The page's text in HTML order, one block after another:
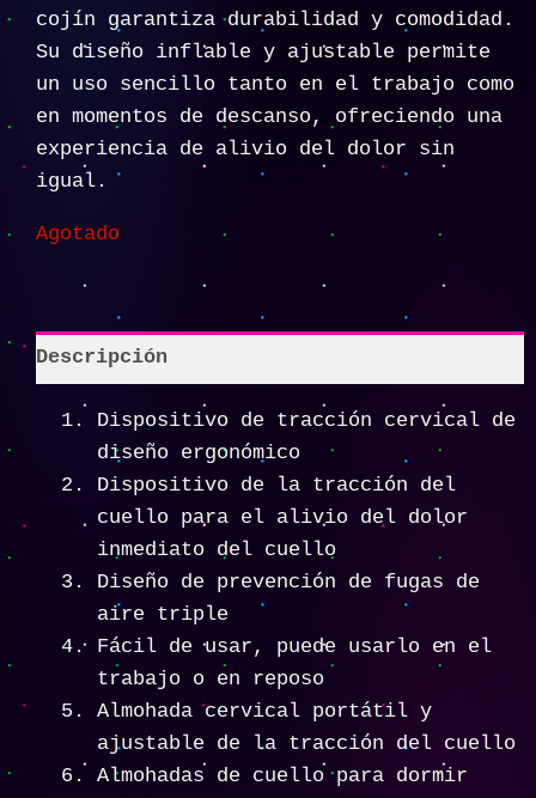
cojín garantiza durabilidad y comodidad.
Su diseño inflable y ajustable permite
un uso sencillo tanto en el trabajo como
en momentos de descanso, ofreciendo una
experiencia de alivio del dolor sin
igual.
Agotado
Descripción
Dispositivo de tracción cervical de
diseño ergonómico
Dispositivo de la tracción del
cuello para el alivio del dolor
inmediato del cuello
Diseño de prevención de fugas de
aire triple
Fácil de usar, puede usarlo en el
trabajo o en reposo
Almohada cervical portátil y
ajustable de la tracción del cuello
Almohadas de cuello para dormir